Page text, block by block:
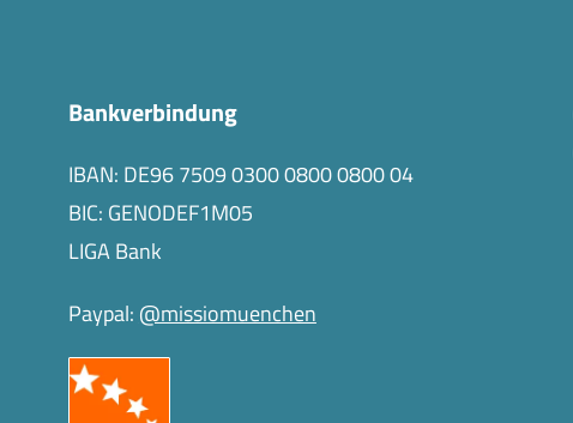
Bankverbindung
IBAN: DE96 7509 0300 0800 0800 04
BIC: GENODEF1M05
LIGA Bank
Paypal: @missiomuenchen